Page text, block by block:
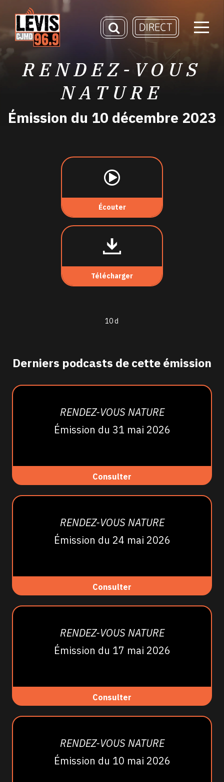
RENDEZ-VOUS
NATURE
Émission du 10 décembre 2023
Écouter
Télécharger
10 d
Derniers podcasts de cette émission
RENDEZ-VOUS NATURE
Émission du 31 mai 2026
Consulter
RENDEZ-VOUS NATURE
Émission du 24 mai 2026
Consulter
RENDEZ-VOUS NATURE
Émission du 17 mai 2026
Consulter
RENDEZ-VOUS NATURE
Émission du 10 mai 2026